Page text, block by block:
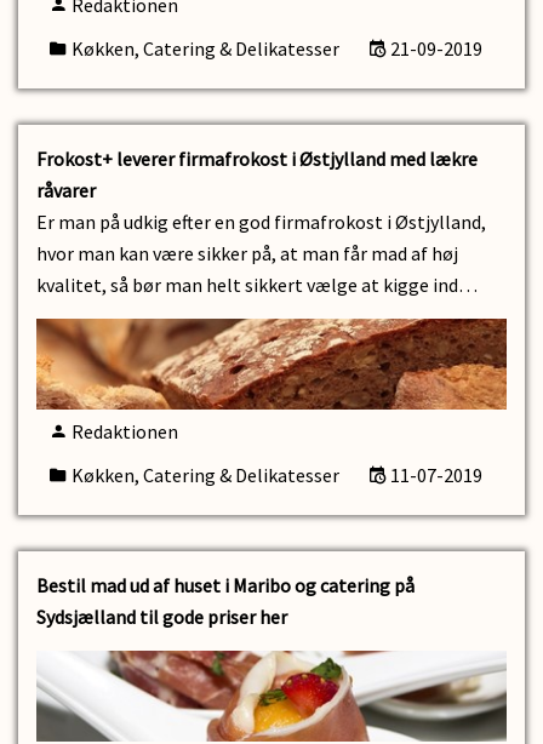
Redaktionen
Køkken, Catering & Delikatesser
21-09-2019
Frokost+ leverer firmafrokost i Østjylland med lækre
råvarer
Er man på udkig efter en god firmafrokost i Østjylland,
hvor man kan være sikker på, at man får mad af høj
kvalitet, så bør man helt sikkert vælge at kigge ind…
Redaktionen
Køkken, Catering & Delikatesser
11-07-2019
Bestil mad ud af huset i Maribo og catering på
Sydsjælland til gode priser her